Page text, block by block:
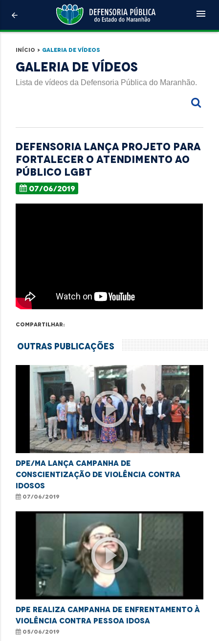
arrow_back menu
Início > Galeria de Vídeos
Galeria de Vídeos
Lista de vídeos da Defensoria Pública do Maranhão.
Defensoria lança projeto para
fortalecer o atendimento ao
público LGBT
07/06/2019
Compartilhar:
Outras Publicações
play_circle_outline
DPE/MA lança campanha de
conscientização de violência contra
idosos
07/06/2019
play_circle_outline
DPE realiza campanha de enfrentamento à
violência contra pessoa idosa
05/06/2019